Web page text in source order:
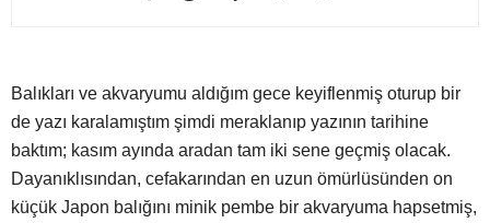
Balıkları ve akvaryumu aldığım gece keyiflenmiş oturup bir
de yazı karalamıştım şimdi meraklanıp yazının tarihine
baktım; kasım ayında aradan tam iki sene geçmiş olacak.
Dayanıklısından, cefakarından en uzun ömürlüsünden on
küçük Japon balığını minik pembe bir akvaryuma hapsetmiş,